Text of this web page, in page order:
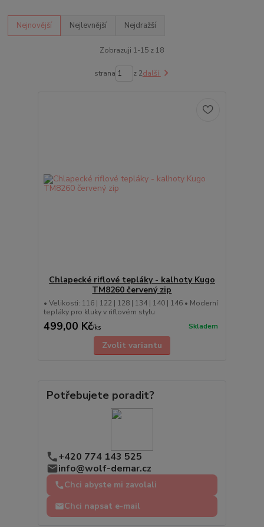
Nejnovější Nejlevnější Nejdražší
Zobrazuji 1-15 z 18
strana z 2další
Chlapecké riflové tepláky - kalhoty Kugo
TM8260 červený zip
• Velikosti: 116 | 122 | 128 | 134 | 140 | 146 • Moderní
tepláky pro kluky v riflovém stylu
499,00 Kč/ks Skladem
Zvolit variantu
Potřebujete poradit?
+420 774 143 525
info@wolf-demar.cz
Chci abyste mi zavolali
Chci napsat e-mail